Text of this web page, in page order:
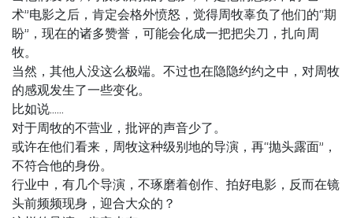
术”电影之后，肯定会格外愤怒，觉得周牧辜负了他们的“期
盼”，现在的诸多赞誉，可能会化成一把把尖刀，扎向周
牧。
当然，其他人没这么极端。不过也在隐隐约约之中，对周牧
的感观发生了一些变化。
比如说……
对于周牧的不营业，批评的声音少了。
或许在他们看来，周牧这种级别地的导演，再“抛头露面”，
不符合他的身份。
行业中，有几个导演，不琢磨着创作、拍好电影，反而在镜
头前频频现身，迎合大众的？